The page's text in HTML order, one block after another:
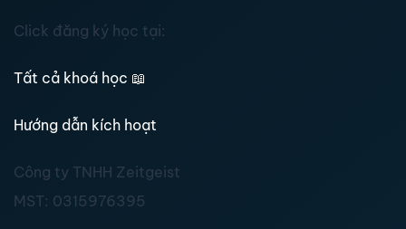
Click đăng ký học tại:
Tất cả khoá học 📖
Hướng dẫn kích hoạt
Công ty TNHH Zeitgeist
MST: 0315976395